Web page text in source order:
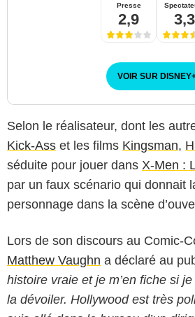
Presse
2,9 3,3
VOIR SUR DISNEY
Selon le réalisateur, dont les
Kick-Ass et les films Kingsman,
séduite pour jouer dans X-Men :
par un faux scénario qui donnait
personnage dans la scène
Lors de son discours au Comic-
Matthew Vaughn a déclaré au
histoire vraie et je m’en fiche si
la dévoiler. Hollywood est très